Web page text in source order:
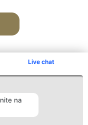
Live chat
na
Kontakt
Kontakt